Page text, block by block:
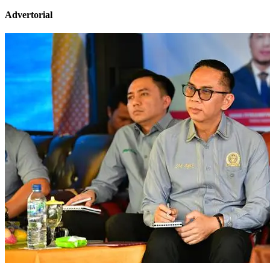
Advertorial